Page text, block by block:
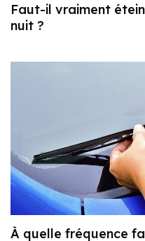
Faut-il vraiment
nuit ?
À quelle fréquence